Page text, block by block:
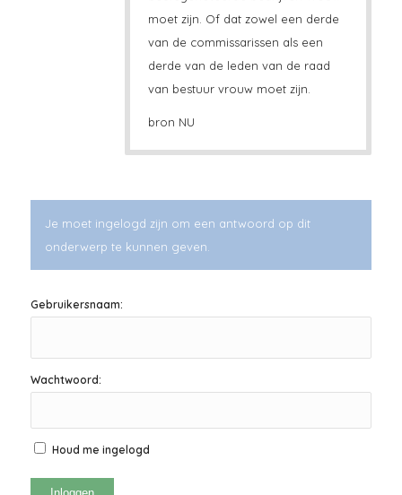
moet zijn. Of dat zowel een derde
van de commissarissen als een
derde van de leden van de raad
van bestuur vrouw moet zijn.
bron NU
Je moet ingelogd zijn om een antwoord op dit
onderwerp te kunnen geven.
Gebruikersnaam:
Wachtwoord:
Houd me ingelogd